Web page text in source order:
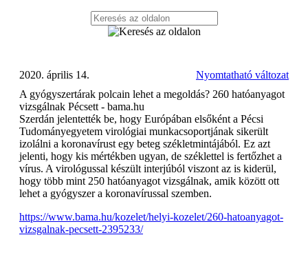
Nyomtatható változat
2020. április 14.
A gyógyszertárak polcain lehet a megoldás? 260 hatóanyagot
vizsgálnak Pécsett - bama.hu
Szerdán jelentették be, hogy Európában elsőként a Pécsi
Tudományegyetem virológiai munkacsoportjának sikerült
izolálni a koronavírust egy beteg székletmintájából. Ez azt
jelenti, hogy kis mértékben ugyan, de széklettel is fertőzhet a
vírus. A virológussal készült interjúból viszont az is kiderül,
hogy több mint 250 hatóanyagot vizsgálnak, amik között ott
lehet a gyógyszer a koronavírussal szemben.
https://www.bama.hu/kozelet/helyi-kozelet/260-hatoanyagot-
vizsgalnak-pecsett-2395233/